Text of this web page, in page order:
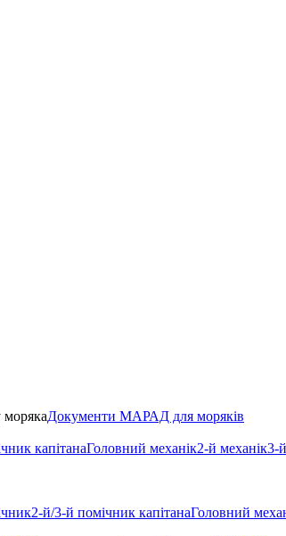
морякаДокументи МАРАД для моряків
капітанаГоловний механік2-й механік3-
2-й/3-й помічник капітанаГоловний